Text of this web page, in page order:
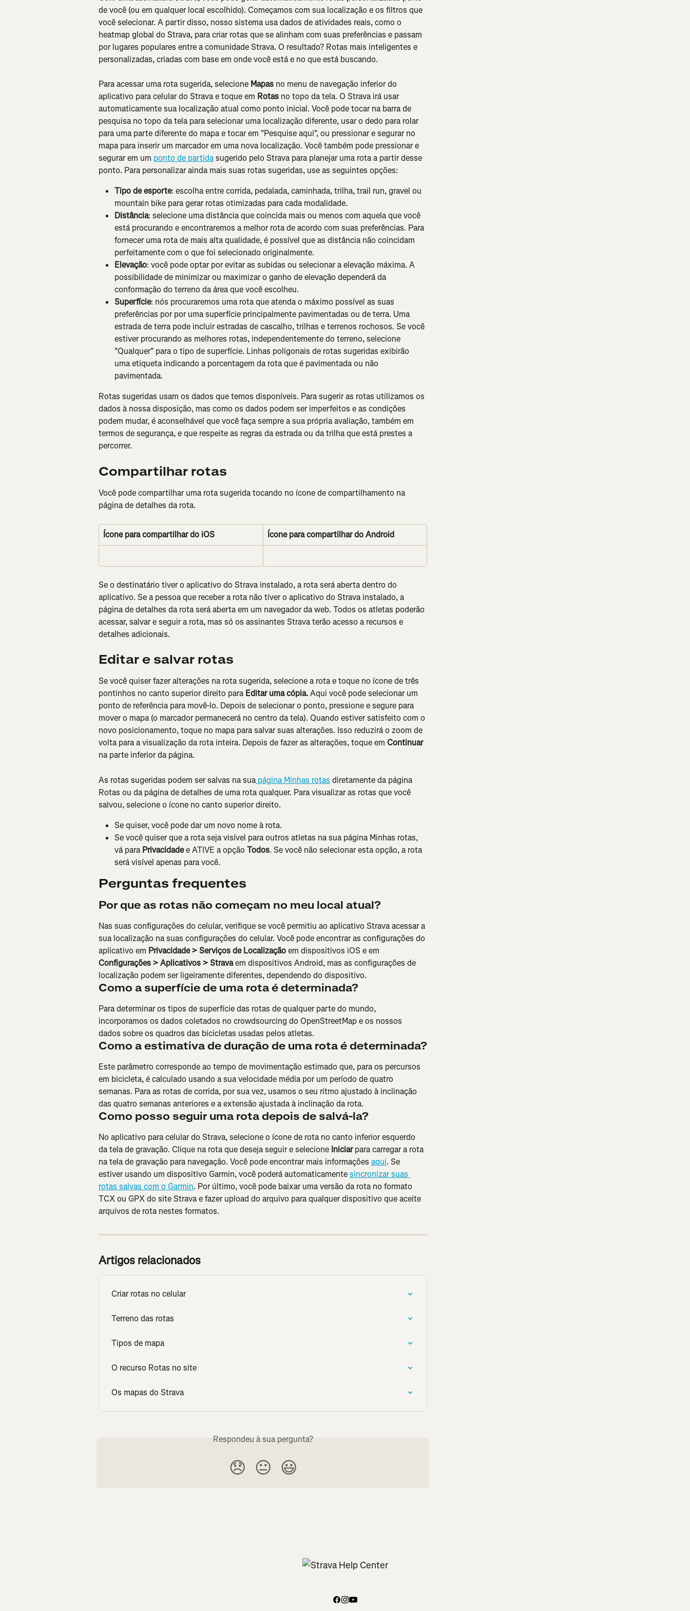
de você (ou em qualquer local escolhido). Começamos com sua localização e os filtros que
você selecionar. A partir disso, nosso sistema usa dados de atividades reais, como o
heatmap global do Strava, para criar rotas que se alinham com suas preferências e passam
por lugares populares entre a comunidade Strava. O resultado? Rotas mais inteligentes e
personalizadas, criadas com base em onde você está e no que está buscando.
Para acessar uma rota sugerida, selecione Mapas no menu de navegação inferior do
aplicativo para celular do Strava e toque em Rotas no topo da tela. O Strava irá usar
automaticamente sua localização atual como ponto inicial. Você pode tocar na barra de
pesquisa no topo da tela para selecionar uma localização diferente, usar o dedo para rolar
para uma parte diferente do mapa e tocar em "Pesquise aqui", ou pressionar e segurar no
mapa para inserir um marcador em uma nova localização. Você também pode pressionar e
segurar em um ponto de partida sugerido pelo Strava para planejar uma rota a partir desse
ponto. Para personalizar ainda mais suas rotas sugeridas, use as seguintes opções:
Tipo de esporte: escolha entre corrida, pedalada, caminhada, trilha, trail run, gravel ou
mountain bike para gerar rotas otimizadas para cada modalidade.
Distância: selecione uma distância que coincida mais ou menos com aquela que você
está procurando e encontraremos a melhor rota de acordo com suas preferências. Para
fornecer uma rota de mais alta qualidade, é possível que as distância não coincidam
perfeitamente com o que foi selecionado originalmente.
Elevação: você pode optar por evitar as subidas ou selecionar a elevação máxima. A
possibilidade de minimizar ou maximizar o ganho de elevação dependerá da
conformação do terreno da área que você escolheu.
Superfície: nós procuraremos uma rota que atenda o máximo possível as suas
preferências por por uma superfície principalmente pavimentadas ou de terra. Uma
estrada de terra pode incluir estradas de cascalho, trilhas e terrenos rochosos. Se você
estiver procurando as melhores rotas, independentemente do terreno, selecione
"Qualquer" para o tipo de superfície. Linhas poligonais de rotas sugeridas exibirão
uma etiqueta indicando a porcentagem da rota que é pavimentada ou não
pavimentada.
Rotas sugeridas usam os dados que temos disponíveis. Para sugerir as rotas utilizamos os
dados à nossa disposição, mas como os dados podem ser imperfeitos e as condições
podem mudar, é aconselhável que você faça sempre a sua própria avaliação, também em
termos de segurança, e que respeite as regras da estrada ou da trilha que está prestes a
percorrer.
Compartilhar rotas
Você pode compartilhar uma rota sugerida tocando no ícone de compartilhamento na
página de detalhes da rota.
Ícone para compartilhar do iOS Ícone para compartilhar do Android
Se o destinatário tiver o aplicativo do Strava instalado, a rota será aberta dentro do
aplicativo. Se a pessoa que receber a rota não tiver o aplicativo do Strava instalado, a
página de detalhes da rota será aberta em um navegador da web. Todos os atletas poderão
acessar, salvar e seguir a rota, mas só os assinantes Strava terão acesso a recursos e
detalhes adicionais.
Editar e salvar rotas
Se você quiser fazer alterações na rota sugerida, selecione a rota e toque no ícone de três
pontinhos no canto superior direito para Editar uma cópia. Aqui você pode selecionar um
ponto de referência para movê-lo. Depois de selecionar o ponto, pressione e segure para
mover o mapa (o marcador permanecerá no centro da tela). Quando estiver satisfeito com o
novo posicionamento, toque no mapa para salvar suas alterações. Isso reduzirá o zoom de
volta para a visualização da rota inteira. Depois de fazer as alterações, toque em Continuar
na parte inferior da página.
As rotas sugeridas podem ser salvas na sua página Minhas rotas diretamente da página
Rotas ou da página de detalhes de uma rota qualquer. Para visualizar as rotas que você
salvou, selecione o ícone no canto superior direito.
Se quiser, você pode dar um novo nome à rota.
Se você quiser que a rota seja visível para outros atletas na sua página Minhas rotas,
vá para Privacidade e ATIVE a opção Todos. Se você não selecionar esta opção, a rota
será visível apenas para você.
Perguntas frequentes
Por que as rotas não começam no meu local atual?
Nas suas configurações do celular, verifique se você permitiu ao aplicativo Strava acessar a
sua localização na suas configurações do celular. Você pode encontrar as configurações do
aplicativo em Privacidade > Serviços de Localização em dispositivos iOS e em
Configurações > Aplicativos > Strava em dispositivos Android, mas as configurações de
localização podem ser ligeiramente diferentes, dependendo do dispositivo.
Como a superfície de uma rota é determinada?
Para determinar os tipos de superfície das rotas de qualquer parte do mundo,
incorporamos os dados coletados no crowdsourcing do OpenStreetMap e os nossos
dados sobre os quadros das bicicletas usadas ​​pelos atletas.
Como a estimativa de duração de uma rota é determinada?
Este parâmetro corresponde ao tempo de movimentação estimado que, para os percursos
em bicicleta, é calculado usando a sua velocidade média por um período de quatro
semanas. Para as rotas de corrida, por sua vez, usamos o seu ritmo ajustado à inclinação
das quatro semanas anteriores e a extensão ajustada à inclinação da rota.
Como posso seguir uma rota depois de salvá-la?
No aplicativo para celular do Strava, selecione o ícone de rota no canto inferior esquerdo
da tela de gravação. Clique na rota que deseja seguir e selecione Iniciar para carregar a rota
na tela de gravação para navegação. Você pode encontrar mais informações aqui. Se
estiver usando um dispositivo Garmin, você poderá automaticamente sincronizar suas
rotas salvas com o Garmin. Por último, você pode baixar uma versão da rota no formato
TCX ou GPX do site Strava e fazer upload do arquivo para qualquer dispositivo que aceite
arquivos de rota nestes formatos.
Artigos relacionados
Criar rotas no celular
Terreno das rotas
Tipos de mapa
O recurso Rotas no site
Os mapas do Strava
Respondeu à sua pergunta?
😞 😐 😃